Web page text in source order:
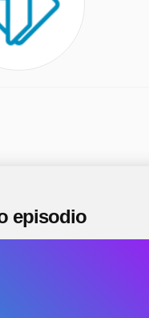
episodio